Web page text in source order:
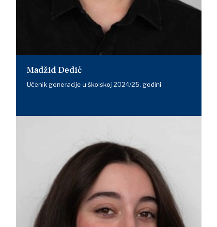
Madžid Dedić
Učenik generacije u školskoj 2024/25. godini